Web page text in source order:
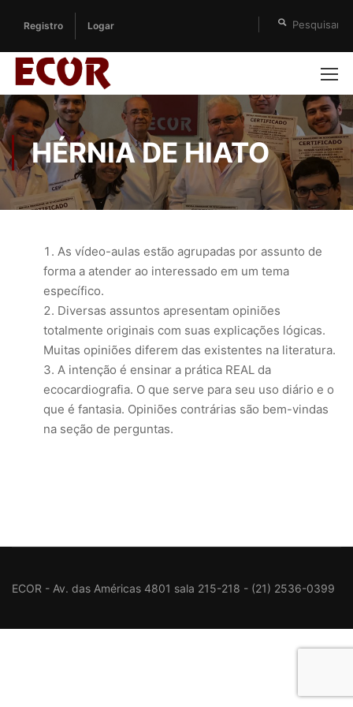
Registro Logar
HÉRNIA DE HIATO
As vídeo-aulas estão agrupadas por assunto de
forma a atender ao interessado em um tema
específico.
Diversas assuntos apresentam opiniões
totalmente originais com suas explicações lógicas.
Muitas opiniões diferem das existentes na literatura.
A intenção é ensinar a prática REAL da
ecocardiografia. O que serve para seu uso diário e o
que é fantasia. Opiniões contrárias são bem-vindas
na seção de perguntas.
ECOR - Av. das Américas 4801 sala 215-218 - (21) 2536-0399